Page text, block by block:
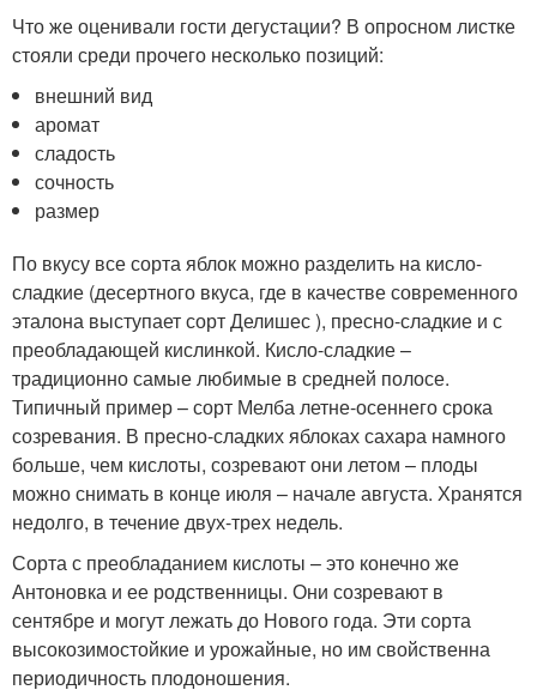
Что же оценивали гости дегустации? В опросном листке
стояли среди прочего несколько позиций:
внешний вид
аромат
сладость
сочность
размер
По вкусу все сорта яблок можно разделить на кисло-
сладкие (десертного вкуса, где в качестве современного
эталона выступает сорт Делишес ), пресно-сладкие и с
преобладающей кислинкой. Кисло-сладкие –
традиционно самые любимые в средней полосе.
Типичный пример – сорт Мелба летне-осеннего срока
созревания. В пресно-сладких яблоках сахара намного
больше, чем кислоты, созревают они летом – плоды
можно снимать в конце июля – начале августа. Хранятся
недолго, в течение двух-трех недель.
Сорта с преобладанием кислоты – это конечно же
Антоновка и ее родственницы. Они созревают в
сентябре и могут лежать до Нового года. Эти сорта
высокозимостойкие и урожайные, но им свойственна
периодичность плодоношения.